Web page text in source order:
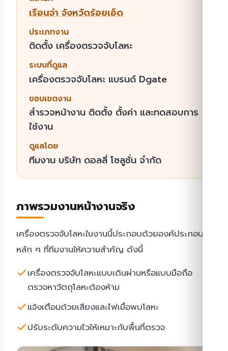
เรือนจำ จังหวัดร้อยเอ็ด
ประเภทงาน
ติดตั้ง เครื่องตรวจจับโลหะ
ระบบที่ดูแล
เครื่องตรวจจับโลหะ แบรนด์ Dgate
ขอบเขตงาน
สำรวจหน้างาน ติดตั้ง ตั้งค่า และทดสอบการ
ใช้งาน
ดูแลโดย
ทีมงาน บริษัท ดอลลี่ โซลูชั่น จำกัด
ภาพรวมงานหน้างานจริง
เครื่องตรวจจับโลหะในงานนี้ประกอบด้วยองค์ประกอบ
หลัก ๆ ที่ทีมงานให้ความสำคัญ ดังนี้
เครื่องตรวจจับโลหะแบบเดินผ่านหรือแบบมือถือ
ตรวจหาวัตถุโลหะต้องห้าม
แจ้งเตือนด้วยเสียงและไฟเมื่อพบโลหะ
ปรับระดับความไวให้เหมาะกับพื้นที่ตรวจ